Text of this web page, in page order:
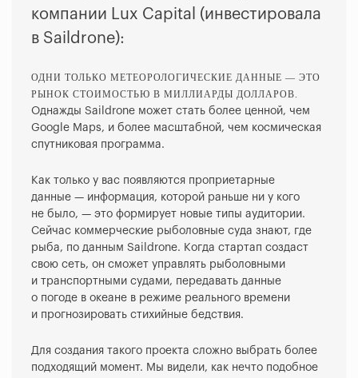
компании Lux Capital (инвестировала
в Saildrone):
ОДНИ ТОЛЬКО МЕТЕОРОЛОГИЧЕСКИЕ ДАННЫЕ — ЭТО
РЫНОК СТОИМОСТЬЮ В МИЛЛИАРДЫ ДОЛЛАРОВ.
Однажды Saildrone может стать более ценной, чем
Google Maps, и более масштабной, чем космическая
спутниковая программа.
Как только у вас появляются проприетарные
данные — информация, которой раньше ни у кого
не было, — это формирует новые типы аудитории.
Сейчас коммерческие рыболовные суда знают, где
рыба, по данным Saildrone. Когда стартап создаст
свою сеть, он сможет управлять рыболовными
и транспортными судами, передавать данные
о погоде в океане в режиме реального времени
и прогнозировать стихийные бедствия.
Для создания такого проекта сложно выбрать более
подходящий момент. Мы видели, как нечто подобное